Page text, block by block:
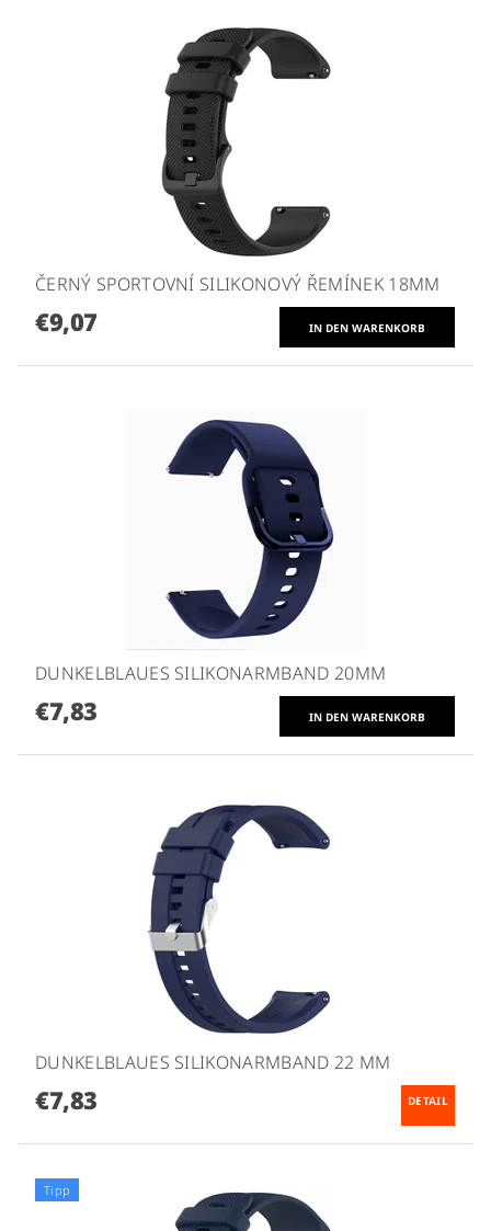
ČERNÝ SPORTOVNÍ SILIKONOVÝ ŘEMÍNEK 18MM
€9,07
DUNKELBLAUES SILIKONARMBAND 20MM
€7,83
DUNKELBLAUES SILIKONARMBAND 22 MM
€7,83 DETAIL
Tipp